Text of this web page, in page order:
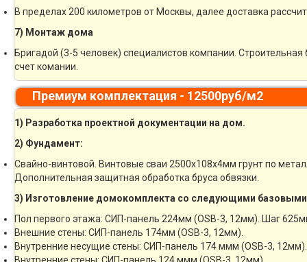
В пределах 200 километров от Москвы, далее доставка
7) Монтаж дома
Бригадой (3-5 человек) специалистов компании.
счет комании.
Премиум комплектация - 12500руб/м2
1) Разработка проектной документации на дом.
2) Фундамент:
Свайно-винтовой. Винтовые сваи 2500х108х4мм грунт по
Дополнительная защитная обработка бруса обвязки.
3) Изготовление домокомплекта со следующими базовыми
Пол первого этажа: СИП-панель 224мм (OSB-3, 12мм). Шаг
Внешние стены: СИП-панель 174мм (OSB-3, 12мм).
Внутренние несущие стены: СИП-панель 174 ммм (OSB-3, 12мм).